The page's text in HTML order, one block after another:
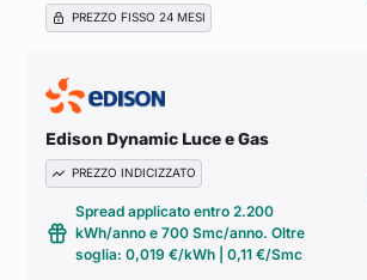
PREZZO FISSO 24 MESI
Edison Dynamic Luce e Gas
PREZZO INDICIZZATO
Spread applicato entro 2.200
kWh/anno e 700 Smc/anno. Oltre
soglia: 0,019 €/kWh | 0,11 €/Smc